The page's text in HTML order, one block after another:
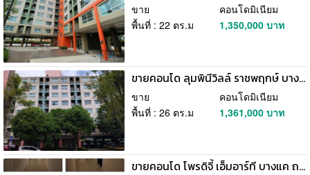
ขาย
คอนโดมิเนียม
พื้นที่ : 22 ตร.ม
1,350,000 บาท
ขายคอนโด ลุมพินีวิลล์ ราชพฤกษ์ บางแวก ถนนบางแวก ภาษีเจริญ กรุงเทพมหานคร
ขาย
คอนโดมิเนียม
พื้นที่ : 26 ตร.ม
1,361,000 บาท
ขายคอนโด โพรดิจี้ เอ็มอาร์ที บางแค ถนนเพชรเกษม บางหว้า ภาษีเจริญ กรุงเทพมหานคร